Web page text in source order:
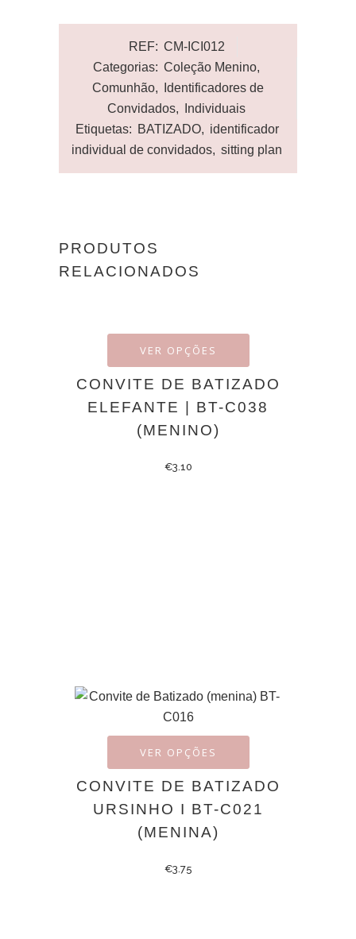
REF: CM-ICI012
Categorias: Coleção Menino,
Comunhão,
Identificadores de
Convidados,
Individuais
Etiquetas: BATIZADO, identificador
individual de convidados, sitting plan
PRODUTOS
RELACIONADOS
VER OPÇÕES
CONVITE DE BATIZADO
ELEFANTE | BT-C038
(MENINO)
€3.10
VER OPÇÕES
CONVITE DE BATIZADO
URSINHO I BT-C021
(MENINA)
€3.75